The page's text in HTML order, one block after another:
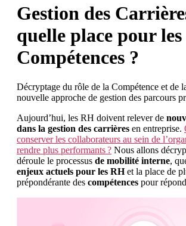
Gestion des
quelle place pour les
Compétences ?
Décryptage du rôle de la Compétence et de
nouvelle approche de gestion des parcours
Aujourd’hui, les RH doivent relever de
dans la gestion des carrières en entreprise.
conserver les collaborateurs au sein de
rendre plus performants ? Nous allons
déroule le processus de mobilité interne,
enjeux actuels pour les RHet la place de
prépondérante des compétences pour